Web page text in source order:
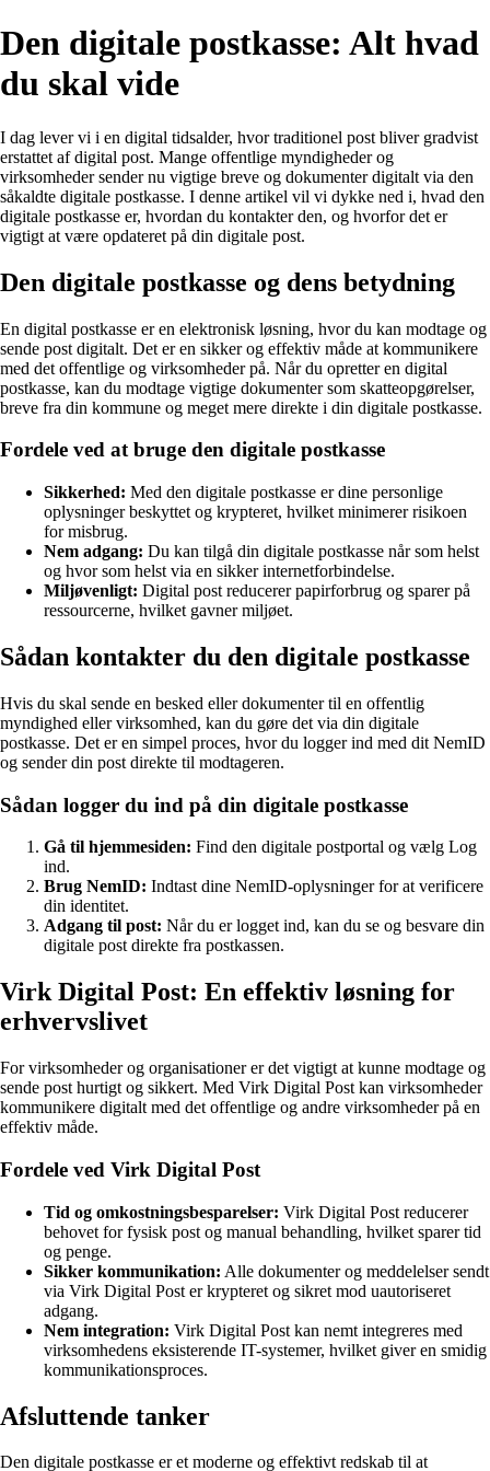
Den digitale postkasse: Alt hvad
du skal vide
I dag lever vi i en digital tidsalder, hvor traditionel post bliver gradvist
erstattet af digital post. Mange offentlige myndigheder og
virksomheder sender nu vigtige breve og dokumenter digitalt via den
såkaldte digitale postkasse. I denne artikel vil vi dykke ned i, hvad den
digitale postkasse er, hvordan du kontakter den, og hvorfor det er
vigtigt at være opdateret på din digitale post.
Den digitale postkasse og dens betydning
En digital postkasse er en elektronisk løsning, hvor du kan modtage og
sende post digitalt. Det er en sikker og effektiv måde at kommunikere
med det offentlige og virksomheder på. Når du opretter en digital
postkasse, kan du modtage vigtige dokumenter som skatteopgørelser,
breve fra din kommune og meget mere direkte i din digitale postkasse.
Fordele ved at bruge den digitale postkasse
Sikkerhed: Med den digitale postkasse er dine personlige
oplysninger beskyttet og krypteret, hvilket minimerer risikoen
for misbrug.
Nem adgang: Du kan tilgå din digitale postkasse når som helst
og hvor som helst via en sikker internetforbindelse.
Miljøvenligt: Digital post reducerer papirforbrug og sparer på
ressourcerne, hvilket gavner miljøet.
Sådan kontakter du den digitale postkasse
Hvis du skal sende en besked eller dokumenter til en offentlig
myndighed eller virksomhed, kan du gøre det via din digitale
postkasse. Det er en simpel proces, hvor du logger ind med dit NemID
og sender din post direkte til modtageren.
Sådan logger du ind på din digitale postkasse
Gå til hjemmesiden: Find den digitale postportal og vælg Log
ind.
Brug NemID: Indtast dine NemID-oplysninger for at verificere
din identitet.
Adgang til post: Når du er logget ind, kan du se og besvare din
digitale post direkte fra postkassen.
Virk Digital Post: En effektiv løsning for
erhvervslivet
For virksomheder og organisationer er det vigtigt at kunne modtage og
sende post hurtigt og sikkert. Med Virk Digital Post kan virksomheder
kommunikere digitalt med det offentlige og andre virksomheder på en
effektiv måde.
Fordele ved Virk Digital Post
Tid og omkostningsbesparelser: Virk Digital Post reducerer
behovet for fysisk post og manual behandling, hvilket sparer tid
og penge.
Sikker kommunikation: Alle dokumenter og meddelelser sendt
via Virk Digital Post er krypteret og sikret mod uautoriseret
adgang.
Nem integration: Virk Digital Post kan nemt integreres med
virksomhedens eksisterende IT-systemer, hvilket giver en smidig
kommunikationsproces.
Afsluttende tanker
Den digitale postkasse er et moderne og effektivt redskab til at